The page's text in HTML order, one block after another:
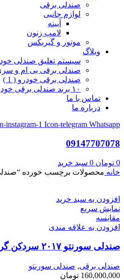
صندلی برقی
لوازم جانبی
آیینه
لامپ زنون
موتور و گیربکس
وبلاگ
سیستم تعلیق صندلی
صندلی برقی بی ام و سری
صندلی برقی خودرو ( 1 )
۱۰ برند صندلی برقی خودرو جهان
تماس با ما
درباره ما
instagram-1 Icon-telegram Whatsapp
09147707078
0 تومان 0 سبد خرید
خانه محصولات برچسب خورده
افزودن به سبد خرید
نمایش سریع
مقايسه
افزودن به علاقه مندی
صندلی سورنتو ۲۰۱۷ سردکن گرمکن دار
صندلی برقی, صندلی سورنتو
160,000,000 تومان